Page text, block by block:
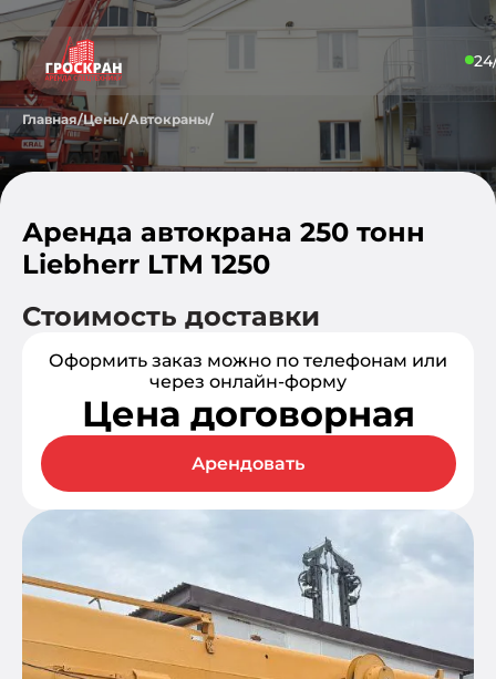
Главная/Цены/Автокраны/
Аренда автокрана 250 тонн
Liebherr LTM 1250
Стоимость доставки
Оформить заказ можно по телефонам или
через онлайн-форму
Цена договорная
Арендовать